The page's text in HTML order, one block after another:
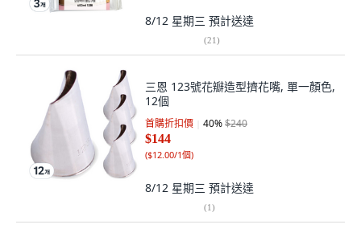
8/12 星期三 預計送達
(21)
三恩 123號花瓣造型擠花嘴, 單一顏色,
12個
首購折扣價 40%$240
$144
($12.00/1個)
8/12 星期三 預計送達
(1)